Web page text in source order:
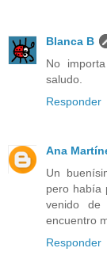
Blanca B
No
saludo.
Responder
Ana
Un
pero había
venido de
encuentro
Responder